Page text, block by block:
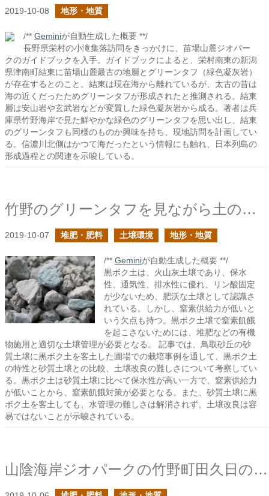
2019-10-08 地形・地質
/** Geminiが自動生成した概要 **/
長野県栄村の小滝集落訪問をきっかけに、苗場山麓ジオパー
クのガイドブックを入手。ガイドブックによると、栄村南東の新潟
県津南町結東に苗場山麓最古の地層とグリーンタフ（緑色凝灰岩）
が存在するとのこと。結東は現在海から離れているが、太古の昔は
海の近くだったためグリーンタフが形成されたと推測される。結東
層は安山岩や玄武岩などが変質した緑色凝灰岩から成る。著者は兵
庫県竹野海岸で見た鮮やかな緑色のグリーンタフを思い出し、結東
のグリーンタフも同様のものか興味を持ち、現地訪問を計画してい
る。信濃川北側はかつて海だったという情報にも触れ、日本列島の
形成過程との関連を示唆している。
竹野のグリーンタフを見ながら土の形成に思いを馳せる
2019-10-07 堆肥・肥料 土壌環境 地形・地質
/** Geminiが自動生成した概要 **/
黒ボク土は、火山灰土壌であり、保水
性、通気性、排水性に優れ、リン酸固定
が少ないため、肥沃な土壌として認識さ
れている。しかし、窒素供給力が低いと
いう欠点も持つ。黒ボク土壌で窒素飢餓
を起こさないためには、堆肥などの有機
物施用と適切な土壌管理が必要となる。 記事では、鳥取砂丘の砂
質土壌に黒ボク土を客土した圃場での栽培事例を通して、黒ボク土
の特性と砂質土壌との比較、土壌改良の難しさについて考察してい
る。黒ボク土は砂質土壌に比べて保水性が高い一方で、窒素供給力
が低いことから、窒素飢餓対策が必要となる。また、砂質土壌に黒
ボク土を客土しても、水管理の難しさは解消されず、土壌改良は容
易ではないことが示唆されている。
山陰海岸ジオパークの竹野町田久日のグリーンタフ